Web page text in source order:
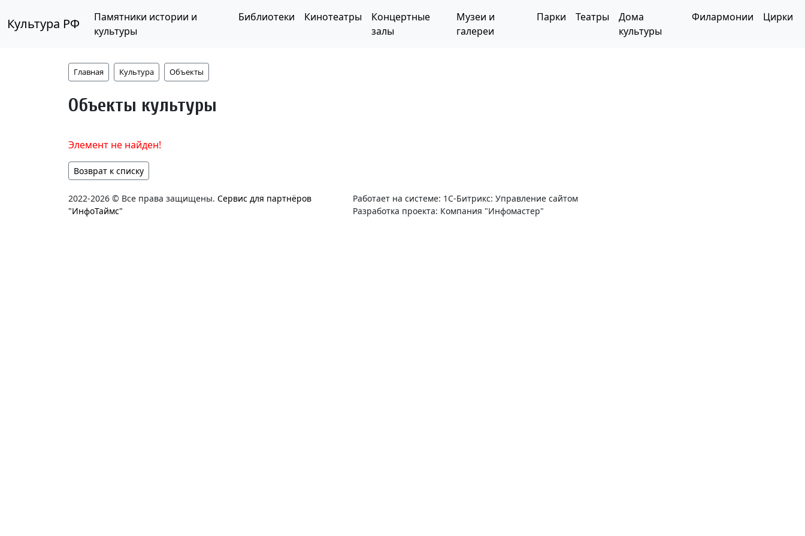
Культура РФ
Памятники истории и
культуры
Библиотеки Кинотеатры
Концертные
залы
Музеи и
галереи
Парки Театры
Дома
культуры
Филармонии Цирки
Главная Культура Объекты
Объекты культуры
Элемент не найден!
Возврат к списку
2022-2026 © Все права защищены. Сервис для партнёров
"ИнфоТаймс"
Работает на системе: 1С-Битрикс: Управление сайтом
Разработка проекта: Компания "Инфомастер"